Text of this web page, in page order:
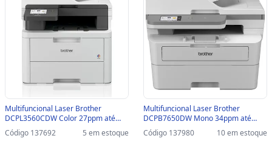
Multifuncional Laser Brother
DCPL3560CDW Color 27ppm até
2400dpi USB/REDE/WIFI -
DCPL3560CDW
Código 137692 5 em estoque
Multifuncional Laser Brother
DCPB7650DW Mono 34ppm até
2400dpi USB/REDE/WIFI -
DCPB7650DW
Código 137980 10 em estoque